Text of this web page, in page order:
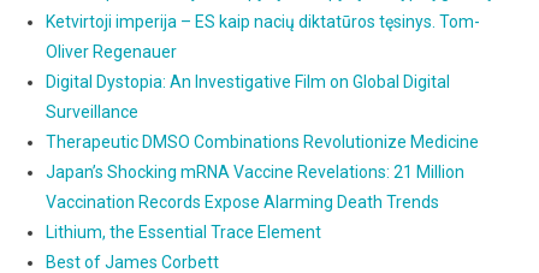
Ketvirtoji imperija – ES kaip nacių diktatūros tęsinys. Tom-
Oliver Regenauer
Digital Dystopia: An Investigative Film on Global Digital
Surveillance
Therapeutic DMSO Combinations Revolutionize Medicine
Japan’s Shocking mRNA Vaccine Revelations: 21 Million
Vaccination Records Expose Alarming Death Trends
Lithium, the Essential Trace Element
Best of James Corbett